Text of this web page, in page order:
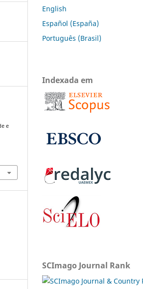
e
English
Español (España)
Português (Brasil)
Indexada em
SCImago Journal Rank